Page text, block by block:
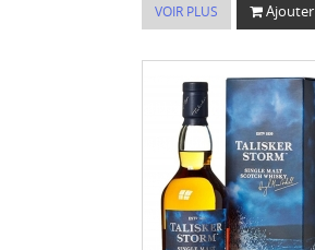
VOIR PLUS Ajouter